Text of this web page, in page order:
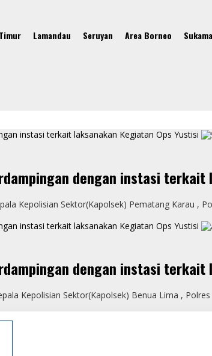
Lamandau Seruyan Area Borneo
instasi terkait laksanakan Kegiatan Ops Yustisi
dengan instasi
Kepolisian Sektor(Kapolsek) Pematang Karau ,
instasi terkait laksanakan Kegiatan Ops Yustisi
dengan instasi
Kepolisian Sektor(Kapolsek) Benua Lima ,